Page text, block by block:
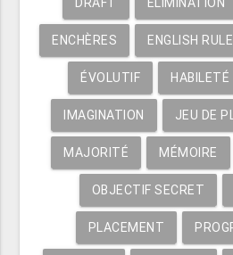
ENCHÈRES ENGLISH
ÉVOLUTIF HABILETÉ
IMAGINATION JEU DE
MAJORITÉ MÉMOIRE
OBJECTIF SECRET
PLACEMENT